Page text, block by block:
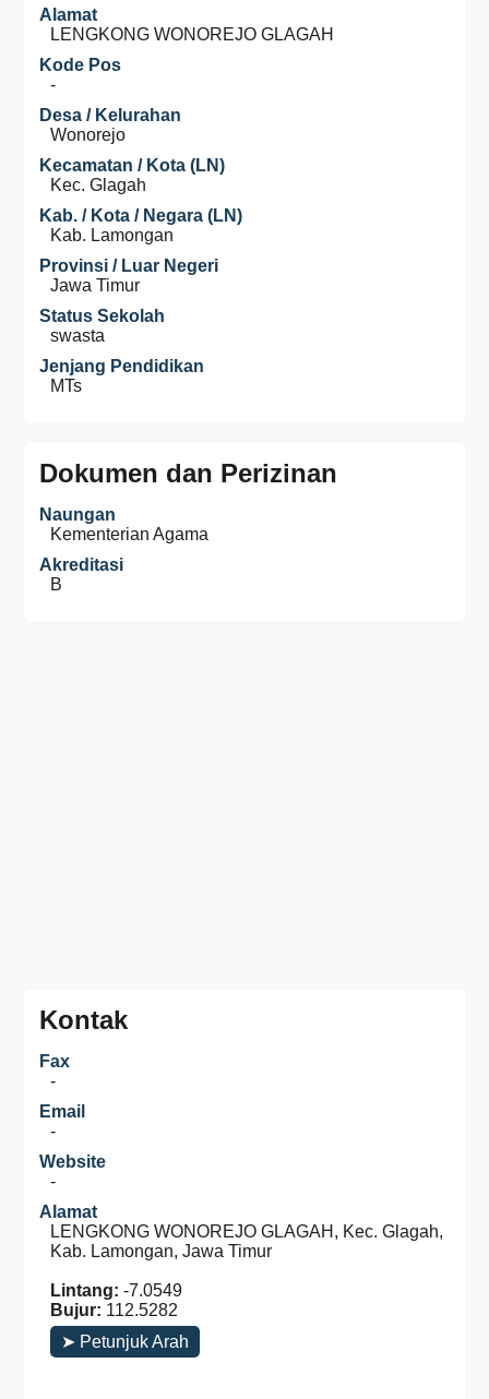
Alamat
LENGKONG WONOREJO GLAGAH
Kode Pos
-
Desa / Kelurahan
Wonorejo
Kecamatan / Kota (LN)
Kec. Glagah
Kab. / Kota / Negara (LN)
Kab. Lamongan
Provinsi / Luar Negeri
Jawa Timur
Status Sekolah
swasta
Jenjang Pendidikan
MTs
Dokumen dan Perizinan
Naungan
Kementerian Agama
Akreditasi
B
Kontak
Fax
-
Email
-
Website
-
Alamat
LENGKONG WONOREJO GLAGAH, Kec. Glagah,
Kab. Lamongan, Jawa Timur
Lintang: -7.0549
Bujur: 112.5282
➤ Petunjuk Arah